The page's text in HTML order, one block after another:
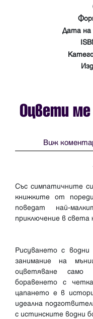
Дата на
Оцвети
Виж
Със симпатичните
книжките от
поведат най-
приключение в света
Рисуването с
занимание на
оцветяване
боравенето с
цапането е в
идеална
с истинските водни